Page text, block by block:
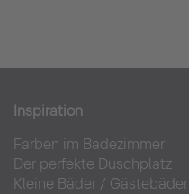
Inspiration
Farben im Badezimmer
Der perfekte Duschplatz
Kleine Bäder / Gästebäder